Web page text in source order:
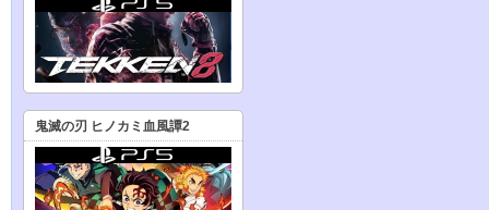
鬼滅の刃 ヒノカミ血風譚2